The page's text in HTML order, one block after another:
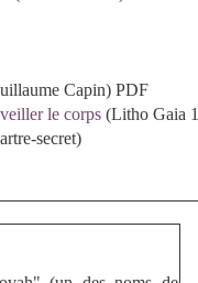
Capin) PDF
le corps (Litho Gaia
secret)